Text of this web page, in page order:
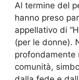
Al termine del
hanno preso
appellativo di
(per le donne).
profondamente
comunità,